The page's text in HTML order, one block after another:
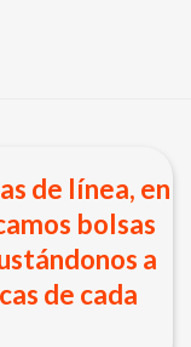
de línea, en
bolsas
a
de cada